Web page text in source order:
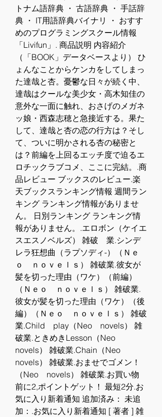
トナム語辞典 ・ 古語辞典 ・ 手話辞
典 ・ IT用語辞典バイナリ ・ おすす
めのプログラミングスクール情報
「Livifun」. 商品説明 内容紹介
（「BOOK」データベースより） ひ
ょんなことからケンカをしてしまっ
た達哉と杏。憂鬱な日々が続く中、
達哉はクールな美少女・高木知佳の
意外な一面に触れ、おさげのメガネ
ッ娘・西森志穂と急接近する。果た
して、達哉と杏の恋の行方は？そし
て、ついに明かされる杏の秘密と
は？前編を上回るエッチ度で迫るエ
ロチックラブコメ、ここに完結。.商
品レビュー ブックスのレビュー.楽
天ブックスランキング情報 週間ラン
キング ランキング情報がありませ
ん。 日別ランキング ランキング情
報がありません。.エロボン（ケイエ
スエスノベルズ） 雑破　業.シンデ
レラ狂想曲（ラプソディ-）（Ｎｅ
ｏ　ｎｏｖｅｌｓ） 雑破業.彼女が
髪を切った理由（ワケ）（前編）
（Ｎｅｏ　ｎｏｖｅｌｓ） 雑破業.
彼女が髪を切った理由（ワケ）（後
編）（Ｎｅｏ　ｎｏｖｅｌｓ） 雑破
業.Child　play（Neo　novels） 雑
破業.ときめきLesson（Neo
novels） 雑破業.Chain（Neo
novels） 雑破業.おませでゴメン！
（Neo　novels） 雑破業.お買い物
前に2,ポイントゲット！ 最短2分.お
気に入り新着通知 追加済み： 未追
加：.お気に入り新着通知 [ 著者 ] 雑